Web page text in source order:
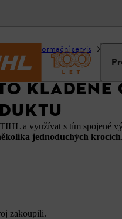
Informační servis
KLADENÉ
a využívat s tím spojené
jednoduchých krocích.
zakoupili.